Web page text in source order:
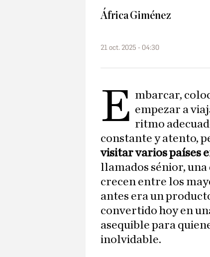
África Giménez
21 oct. 2025 - 04:30
E mbarcar,
empezar a
ritmo
constante y atento,
visitar varios países
llamados sénior, una
crecen entre los
antes era un
convertido hoy en
asequible para
inolvidable.